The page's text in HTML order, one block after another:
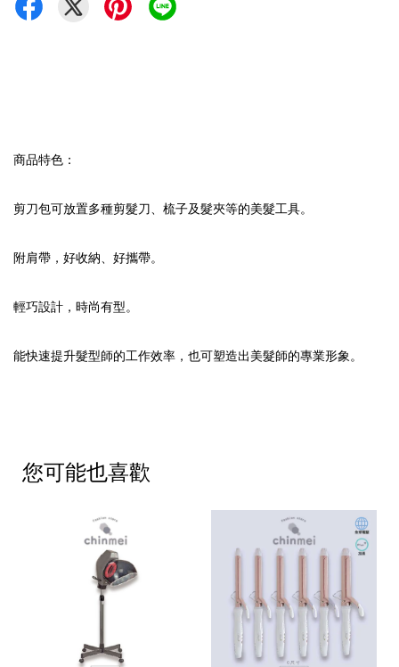
商品特色：
剪刀包可放置多種剪髮刀、梳子及髮夾等的美髮工具。
附肩帶，好收納、好攜帶。
輕巧設計，時尚有型。
能快速提升髮型師的工作效率，也可塑造出美髮師的專業形象。
您可能也喜歡